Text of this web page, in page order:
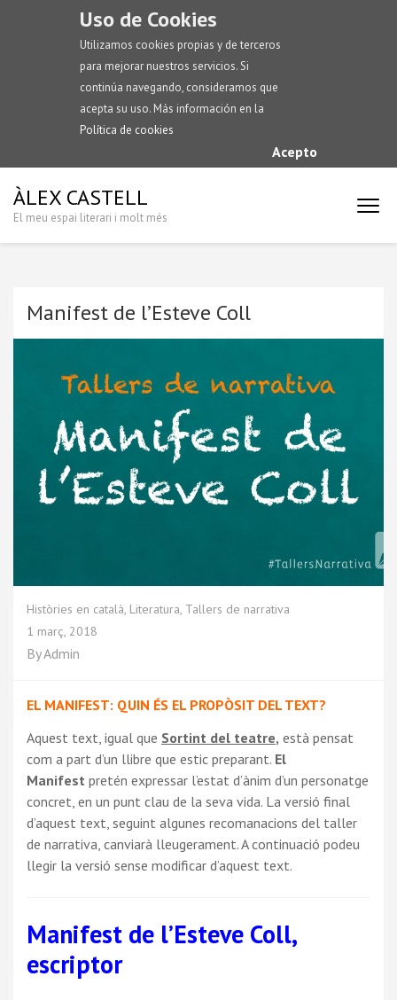
Uso de Cookies
Utilizamos cookies propias y de terceros
para mejorar nuestros servicios. Si
continúa navegando, consideramos que
acepta su uso. Más información en la
Política de cookies
Acepto
ÀLEX CASTELL
El meu espai literari i molt més
Manifest de l’Esteve Coll
Històries en català, Literatura, Tallers de narrativa
1 març, 2018
ByAdmin
EL MANIFEST: QUIN ÉS EL PROPÒSIT DEL TEXT?
Aquest text, igual que Sortint del teatre, està pensat
com a part d’un llibre que estic preparant. El
Manifest pretén expressar l’estat d’ànim d’un personatge
concret, en un punt clau de la seva vida. La versió final
d’aquest text, seguint algunes recomanacions del taller
de narrativa, canviarà lleugerament. A continuació podeu
llegir la versió sense modificar d’aquest text.
Manifest de l’Esteve Coll,
escriptor